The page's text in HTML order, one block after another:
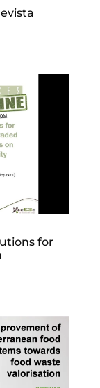
for